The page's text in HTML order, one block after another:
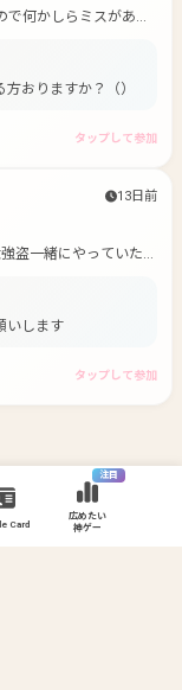
Card
注目
広めたい
神ゲー
何かしらミスがある
おりますか？（）
タップして参加
13日前
盗一緒にやっていただ
方はごめんなさい！
しながらだとなおい
の人と時間合うか
いします
タップして参加